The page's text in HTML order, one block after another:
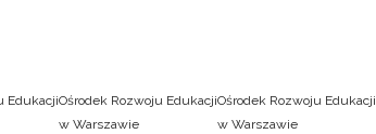
EdukacjiOśrodek Rozwoju Edukacji
w Warszawie
Ośrodek Rozwoju Edukacji
w Warszawie